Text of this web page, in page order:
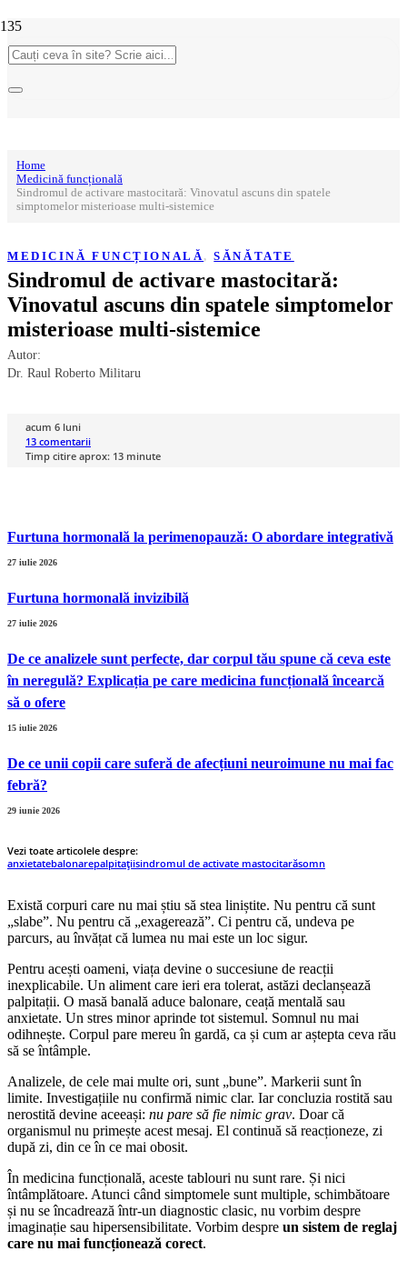
Home
Medicină funcțională
Sindromul de activare mastocitară: Vinovatul ascuns din spatele
simptomelor misterioase multi-sistemice
MEDICINĂ FUNCȚIONALĂ,SĂNĂTATE
Sindromul de activare mastocitară:
Vinovatul ascuns din spatele simptomelor
misterioase multi-sistemice
Autor:
Dr. Raul Roberto Militaru
acum 6 luni
13 comentarii
Timp citire aprox: 13 minute
Furtuna hormonală la perimenopauză: O abordare integrativă
27 iulie 2026
Furtuna hormonală invizibilă
27 iulie 2026
De ce analizele sunt perfecte, dar corpul tău spune că ceva este
în neregulă? Explicația pe care medicina funcțională încearcă
să o ofere
15 iulie 2026
De ce unii copii care suferă de afecțiuni neuroimune nu mai fac
febră?
29 iunie 2026
Vezi toate articolele despre:
anxietatebalonarepalpitațiisindromul de activate mastocitarăsomn
Există corpuri care nu mai știu să stea liniștite. Nu pentru că sunt
„slabe”. Nu pentru că „exagerează”. Ci pentru că, undeva pe
parcurs, au învățat că lumea nu mai este un loc sigur.
Pentru acești oameni, viața devine o succesiune de reacții
inexplicabile. Un aliment care ieri era tolerat, astăzi declanșează
palpitații. O masă banală aduce balonare, ceață mentală sau
anxietate. Un stres minor aprinde tot sistemul. Somnul nu mai
odihnește. Corpul pare mereu în gardă, ca și cum ar aștepta ceva rău
să se întâmple.
Analizele, de cele mai multe ori, sunt „bune”. Markerii sunt în
limite. Investigațiile nu confirmă nimic clar. Iar concluzia rostită sau
nerostită devine aceeași: nu pare să fie nimic grav. Doar că
organismul nu primește acest mesaj. El continuă să reacționeze, zi
după zi, din ce în ce mai obosit.
În medicina funcțională, aceste tablouri nu sunt rare. Și nici
întâmplătoare. Atunci când simptomele sunt multiple, schimbătoare
și nu se încadrează într-un diagnostic clasic, nu vorbim despre
imaginație sau hipersensibilitate. Vorbim despre un sistem de reglaj
care nu mai funcționează corect.